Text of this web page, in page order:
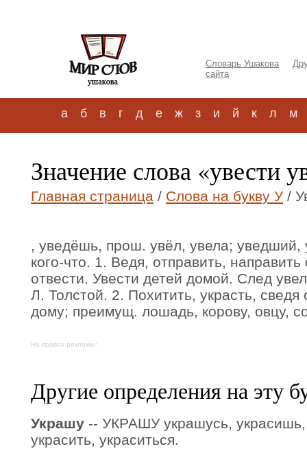
Словарь Ушакова
сайта
а б в г д е ж з и й к л м
Значение слова «увести
Главная страница / Слова на букву У/
, уведёшь, прош. увёл, увела; уведший,
кого-что. 1. Ведя, отправить, направить
отвести. Увести детей домой. След
Л. Толстой. 2. Похитить, украсть, сведя
дому; преимущ. лошадь, корову, овцу,
На правах рекламы:
Другие определения на эту
Украшу -- УКРАШУ украшусь,
украсить, украситься.